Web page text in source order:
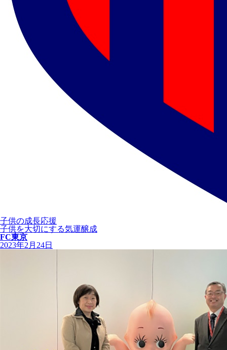
子供の成長応援
子供を大切にする気運醸成
FC東京
2023年2月24日